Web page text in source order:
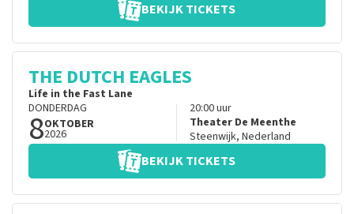
BEKIJK TICKETS
THE DUTCH EAGLES
Life in the Fast Lane
DONDERDAG
8OKTOBER
2026
20:00uur
Theater De Meenthe
Steenwijk, Nederland
BEKIJK TICKETS